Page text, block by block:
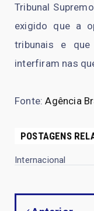
Tribunal
exigido que a
tribunais e
interfiram nas
Fonte:Agência
POSTAGENS
Internacional